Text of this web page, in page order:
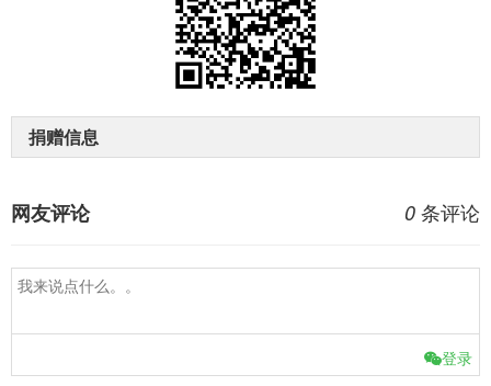
捐赠信息
0 条评论
网友评论
登录